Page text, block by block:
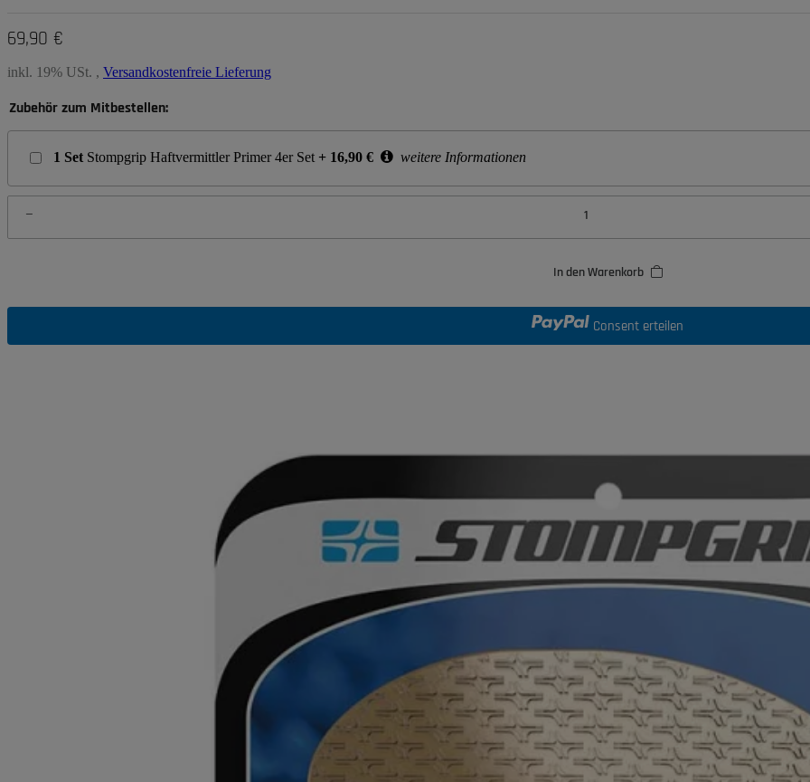
69,90 €
inkl. 19% USt. , Versandkostenfreie Lieferung
Zubehör zum Mitbestellen:
1 Set Stompgrip Haftvermittler Primer 4er Set + 16,90 € weitere Informationen
In den Warenkorb
Consent erteilen